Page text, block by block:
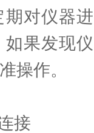
对仪器
果发现
操作。
接